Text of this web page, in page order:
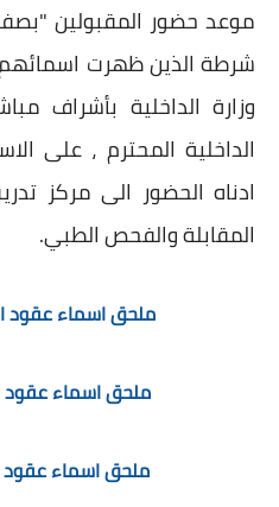
موعد حضور المقبولين
شرطة الذين ظهرت
وزارة الداخلية بأشراف
الداخلية المحترم ، على
ادناه الحضور الى مركز
المقابلة والفحص الطبي.
ملحق اسماء عقود
ملحق اسماء عقود
ملحق اسماء